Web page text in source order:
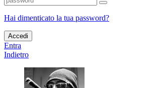
Hai dimenticato la tua password?
Accedi
Entra
Indietro